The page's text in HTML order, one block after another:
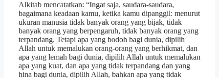
Alkitab mencatatkan: “Ingat saja, saudara-saudara,
bagaimana keadaan kamu, ketika kamu dipanggil: menurut
ukuran manusia tidak banyak orang yang bijak, tidak
banyak orang yang berpengaruh, tidak banyak orang yang
terpandang. Tetapi apa yang bodoh bagi dunia, dipilih
Allah untuk memalukan orang-orang yang berhikmat, dan
apa yang lemah bagi dunia, dipilih Allah untuk memalukan
apa yang kuat, dan apa yang tidak terpandang dan yang
hina bagi dunia, dipilih Allah, bahkan apa yang tidak